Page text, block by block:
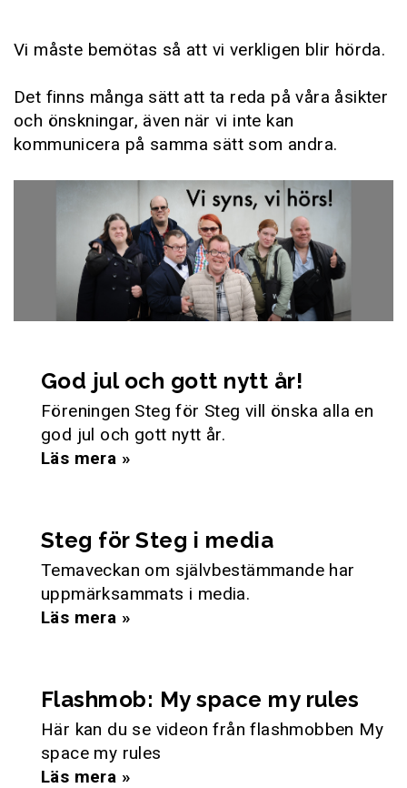
Vi måste bemötas så att vi verkligen blir hörda.
Det finns många sätt att ta reda på våra åsikter
och önskningar, även när vi inte kan
kommunicera på samma sätt som andra.
God jul och gott nytt år!
Föreningen Steg för Steg vill önska alla en
god jul och gott nytt år.
Läs mera »
Steg för Steg i media
Temaveckan om självbestämmande har
uppmärksammats i media.
Läs mera »
Flashmob: My space my rules
Här kan du se videon från flashmobben My
space my rules
Läs mera »